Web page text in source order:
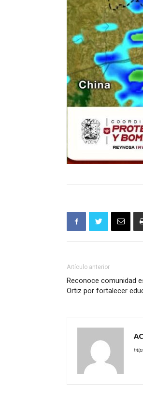
Artículo anterior
Reconoce comunidad
Ortiz por fortalecer